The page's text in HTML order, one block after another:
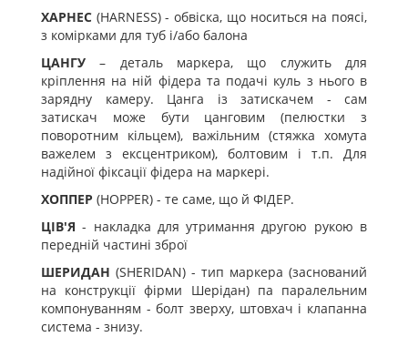
ХАРНЕС (HARNESS) - обвіска, що носиться на поясі,
з комірками для туб і/або балона
ЦАНГУ – деталь маркера, що служить для
кріплення на ній фідера та подачі куль з нього в
зарядну камеру. Цанга із затискачем - сам
затискач може бути цанговим (пелюстки з
поворотним кільцем), важільним (стяжка хомута
важелем з ексцентриком), болтовим і т.п. Для
надійної фіксації фідера на маркері.
ХОППЕР (HOPPER) - те саме, що й ФІДЕР.
ЦІВ'Я - накладка для утримання другою рукою в
передній частині зброї
ШЕРИДАН (SHERIDAN) - тип маркера (заснований
на конструкції фірми Шерідан) па паралельним
компонуванням - болт зверху, штовхач і клапанна
система - знизу.